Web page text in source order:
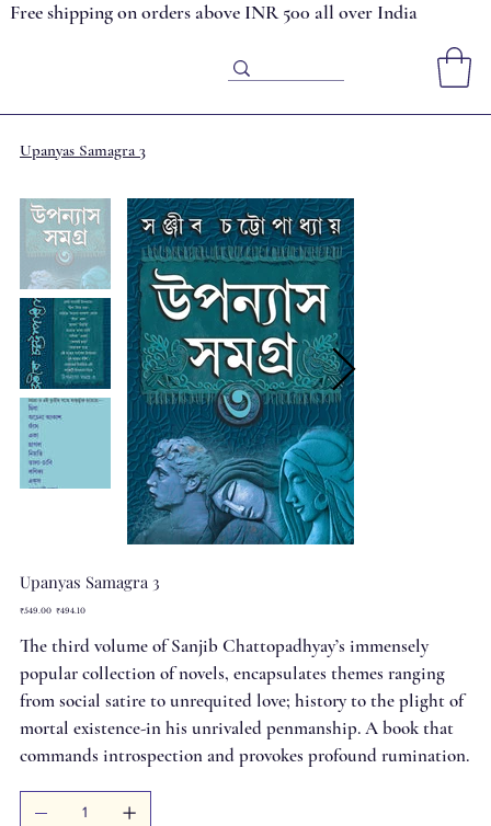
Free shipping on orders above INR 500 all over India
Upanyas Samagra 3
Upanyas Samagra 3
Original
₹549.00 Sale
₹494.10
The third volume of Sanjib Chattopadhyay’s immensely
popular collection of novels, encapsulates themes ranging
from social satire to unrequited love; history to the plight of
mortal existence-in his unrivaled penmanship. A book that
commands introspection and provokes profound rumination.